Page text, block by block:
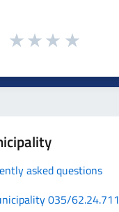
asked questions
035/62.24.711